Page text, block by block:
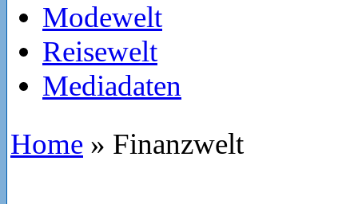
Modewelt
Reisewelt
Mediadaten
Home » Finanzwelt